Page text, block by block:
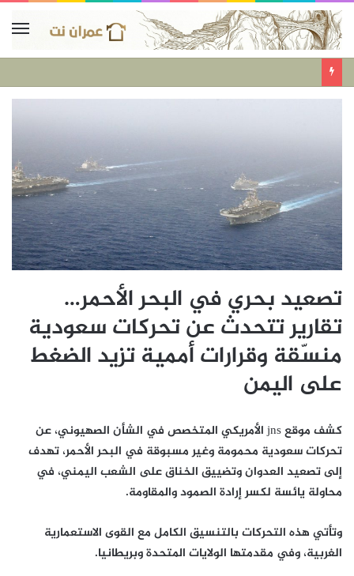
تصعيد بحري في البحر الأحمر…
تقارير تتحدث عن تحركات سعودية
منسّقة وقرارات أممية تزيد الضغط
على اليمن
كشف موقع jns الأمريكي المتخصص في الشأن الصهيوني، عن
تحركات سعودية محمومة وغير مسبوقة في البحر الأحمر، تهدف
إلى تصعيد العدوان وتضييق الخناق على الشعب اليمني، في
محاولة يائسة لكسر إرادة الصمود والمقاومة.
وتأتي هذه التحركات بالتنسيق الكامل مع القوى الاستعمارية
الغربية، وفي مقدمتها الولايات المتحدة وبريطانيا.